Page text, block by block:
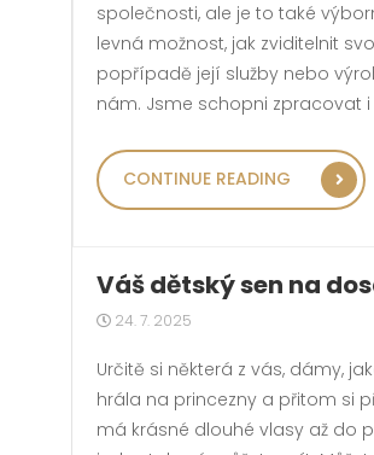
společnosti, ale je to také
levná možnost, jak zviditelnit
popřípadě její služby nebo
nám. Jsme schopni zpracovat
CONTINUE READING
Váš dětský sen na
24. 7. 2025
Určitě si některá z vás, dámy,
hrála na princezny a přitom si
má krásné dlouhé vlasy až do